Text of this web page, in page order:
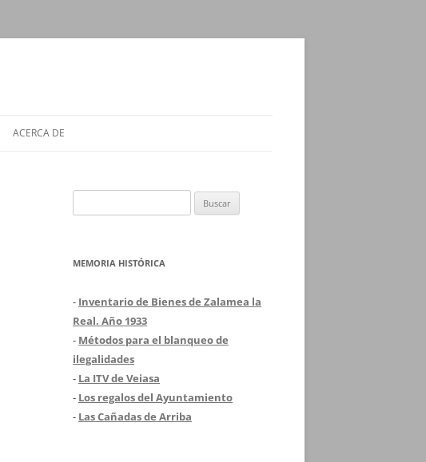
ACERCA DE
MEMORIA HISTÓRICA
- Inventario de Bienes de Zalamea la
Real. Año 1933
- Métodos para el blanqueo de
ilegalidades
- La ITV de Veiasa
- Los regalos del Ayuntamiento
- Las Cañadas de Arriba